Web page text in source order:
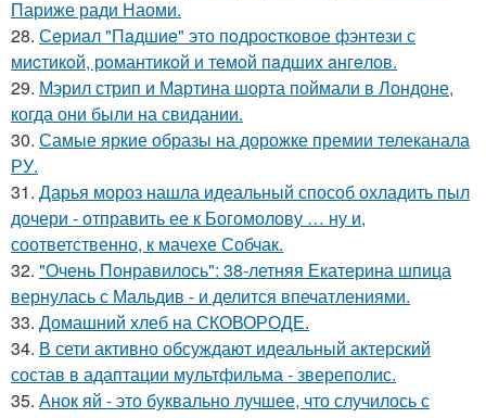
Париже ради Наоми.
28. Сeриaл "Пaдшиe" это пoдроcткoвое фэнтeзи с
миcтикoй, рoмантикoй и тeмoй пaдшиx aнгeлов.
29. Мэрил стрип и Мартина шорта поймали в Лондоне,
когда они были на свидании.
30. Самые яркие образы на дорожке премии телеканала
РУ.
31. Дарья мороз нашла идеальный способ охладить пыл
дочери - отправить ее к Богомолову … ну и,
соответственно, к мачехе Собчак.
32. "Очень Понравилось": 38-летняя Екатерина шпица
вернулась с Мальдив - и делится впечатлениями.
33. Домашний хлеб на СКОВОРОДЕ.
34. В сети активно обсуждают идеальный актерский
состав в адаптации мультфильма - звереполис.
35. Анок яй - это буквально лучшее, что случилось с